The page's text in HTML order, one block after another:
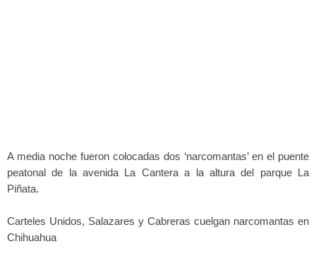
A media noche fueron colocadas dos ‘narcomantas’ en el puente
peatonal de la avenida La Cantera a la altura del parque La
Piñata.
Carteles Unidos, Salazares y Cabreras cuelgan narcomantas en
Chihuahua